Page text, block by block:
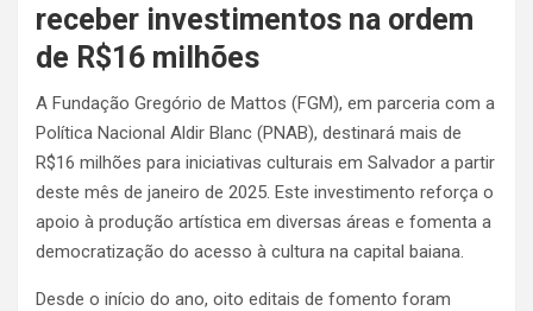
receber investimentos na ordem
de R$16 milhões
A Fundação Gregório de Mattos (FGM), em parceria com a
Política Nacional Aldir Blanc (PNAB), destinará mais de
R$16 milhões para iniciativas culturais em Salvador a partir
deste mês de janeiro de 2025. Este investimento reforça o
apoio à produção artística em diversas áreas e fomenta a
democratização do acesso à cultura na capital baiana.
Desde o início do ano, oito editais de fomento foram